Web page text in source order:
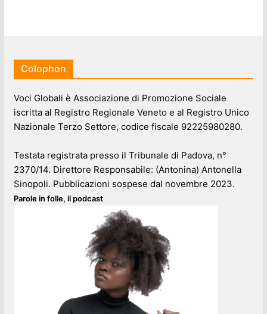
Colophon
Voci Globali è Associazione di Promozione Sociale
iscritta al Registro Regionale Veneto e al Registro Unico
Nazionale Terzo Settore, codice fiscale 92225980280.
Testata registrata presso il Tribunale di Padova, n°
2370/14. Direttore Responsabile: (Antonina) Antonella
Sinopoli. Pubblicazioni sospese dal novembre 2023.
Parole in folle, il podcast